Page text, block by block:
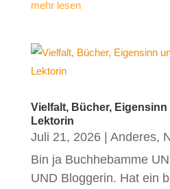
mehr lesen
Vielfalt, Bücher,
Lektorin
Juli 21, 2026| Anderes,
Bin ja Buchhebamme
UND Bloggerin. Hat ein